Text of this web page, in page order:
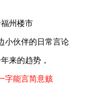
州楼市
小伙伴的日常言论
来的趋势，
字能言简意赅